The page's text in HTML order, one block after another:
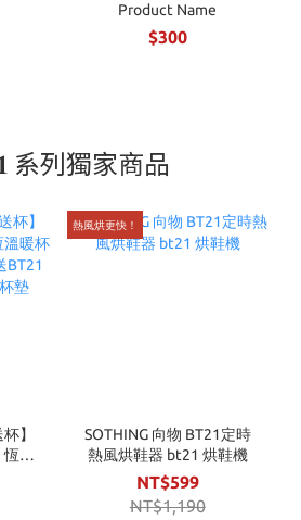
Product Name
$300
系列獨家商品
】
恆溫
呼
組)
熱風烘更快！
SOTHING 向物 BT21定時
熱風烘鞋器 bt21 烘鞋機
NT$599
NT$1,190